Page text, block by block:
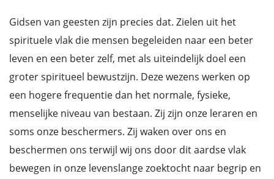
Gidsen van geesten zijn precies dat. Zielen uit het
spirituele vlak die mensen begeleiden naar een beter
leven en een beter zelf, met als uiteindelijk doel een
groter spiritueel bewustzijn. Deze wezens werken op
een hogere frequentie dan het normale, fysieke,
menselijke niveau van bestaan. Zij zijn onze leraren en
soms onze beschermers. Zij waken over ons en
beschermen ons terwijl wij ons door dit aardse vlak
bewegen in onze levenslange zoektocht naar begrip en